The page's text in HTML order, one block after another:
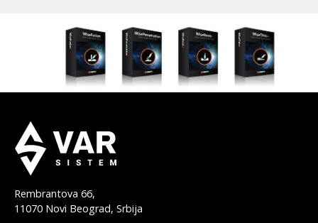
Rembrantova 66,
11070 Novi Beograd, Srbija